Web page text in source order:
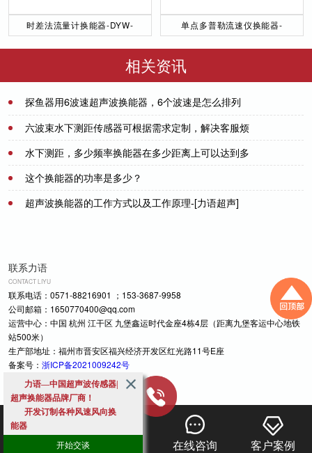
时差法流量计换能器-DYW-
单点多普勒流速仪换能器-
相关资讯
探鱼器用6波速超声波换能器，6个波速是怎么排列
的？-[力语超声]
六波束水下测距传感器可根据需求定制，解决客服烦
恼-[力语超声]
水下测距，多少频率换能器在多少距离上可以达到多
少精度。
这个换能器的功率是多少？
超声波换能器的工作方式以及工作原理-[力语超声]
联系力语
CONTACT LIYU
联系电话：0571-88216901 ；153-3687-9958
公司邮箱：1650770400@qq.com
运营中心：中国 杭州 江干区 九堡鑫运时代金座4栋4层（距离九堡客运中心地铁
站500米）
生产部地址：福州市晋安区福兴经济开发区红光路11号E座
备案号： 浙ICP备2021009242号
力语首页 在线咨询 客户案例
力语—中国超声波传感器|
超声换能器品牌厂商！
开发订制各种风速风向换
能器
测距测流等各种检测换能
开始交谈